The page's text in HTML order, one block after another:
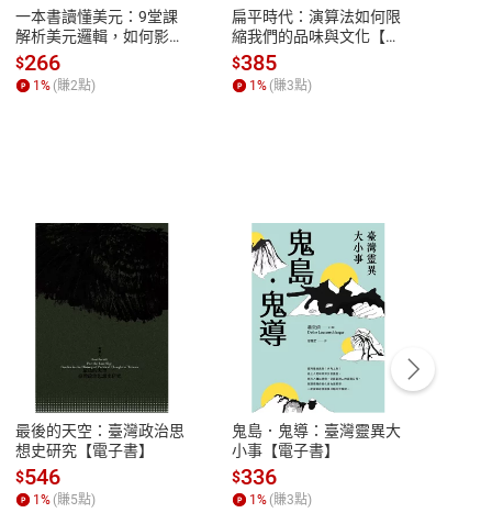
性
參
服務時間：週一到週五 10:00-12:00、
13:00-17:00 (國定假日及例假日休息)
客服電話：0080-1857077
一本書讀懂美元：9堂課
解析美元邏輯，如何影響
全球經濟和每個人的投資
【電子書】
$266
1% (賺2點)
扁平時代：演算法如何限
縮我們的品味與文化【電
子書】
$385
1% (賺3點)
最後的天空：臺灣政治思
想史研究【電子書】
$546
1% (賺5點)
鬼島．鬼導：臺灣靈異大
小事【電子書】
$336
1% (賺3點)